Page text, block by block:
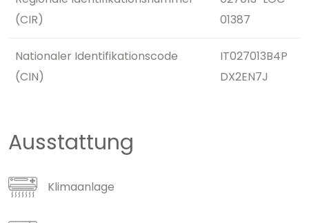
(CIR)
01387
Nationaler Identifikationscode
(CIN)
IT027013B4P
DX2EN7J
Ausstattung
Klimaanlage